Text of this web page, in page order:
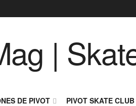
DE PIVOT PIVOT SKATE CLUB